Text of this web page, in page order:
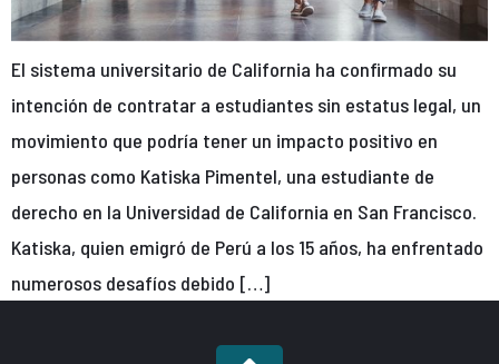
El sistema universitario de California ha confirmado su
intención de contratar a estudiantes sin estatus legal, un
movimiento que podría tener un impacto positivo en
personas como Katiska Pimentel, una estudiante de
derecho en la Universidad de California en San Francisco.
Katiska, quien emigró de Perú a los 15 años, ha enfrentado
numerosos desafíos debido […]